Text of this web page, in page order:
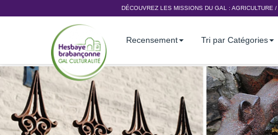
DÉCOUVREZ LES MISSIONS DU GAL : AGRICULTURE /
Recensement Tri par Catégories